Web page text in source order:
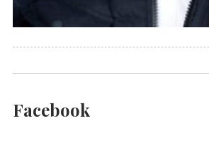
Facebook